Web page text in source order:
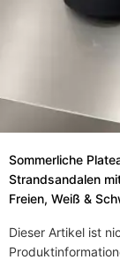
Sommerliche
Strandsandalen
Freien, Weiß &
Dieser Artikel ist